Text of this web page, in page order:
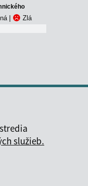
Zlá
služieb.